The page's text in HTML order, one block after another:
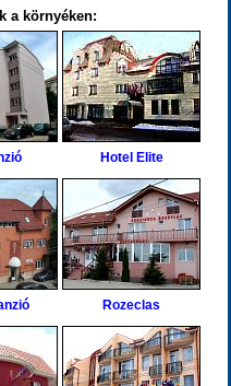
a környéken:
Hotel Elite
Rozeclas